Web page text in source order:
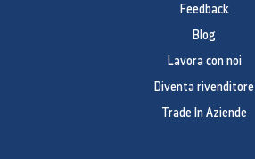
Feedback
Blog
Lavora con noi
Diventa rivenditore
Trade In Aziende